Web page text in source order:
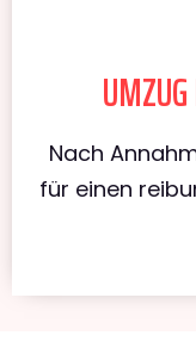
Nach
für einen